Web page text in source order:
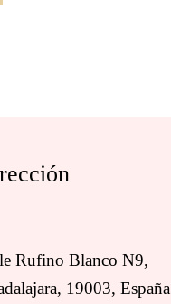
Rufino Blanco N9,
19003, España